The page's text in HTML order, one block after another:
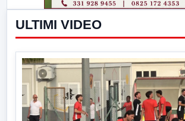
ULTIMI VIDEO